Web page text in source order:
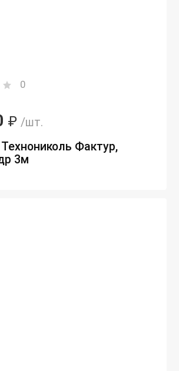
0
₽ /шт.
Фактур,
3м